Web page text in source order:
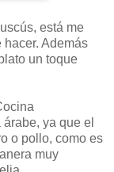
está me
Además
un toque
ya que el
o pollo, como es
muy